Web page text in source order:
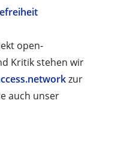
open-
Kritik stehen wir
zur
auch unser